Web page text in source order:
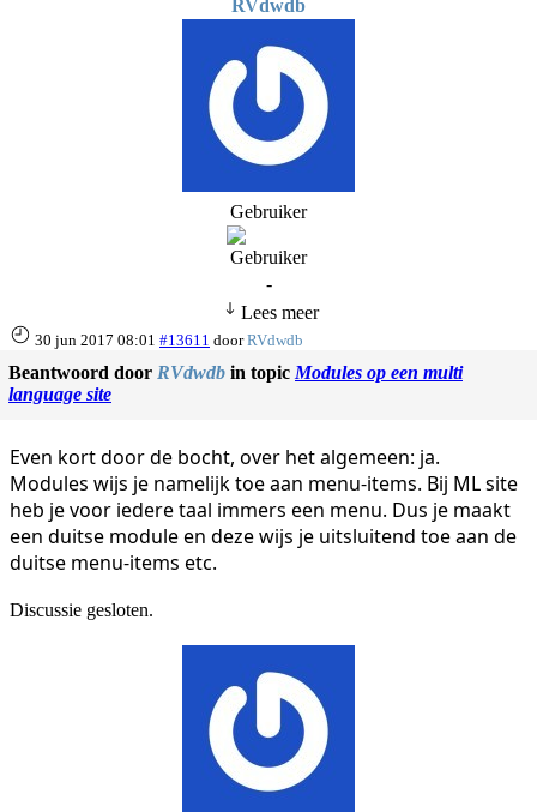
RVdwdb
Gebruiker
-
Lees meer
30 jun 2017 08:01 #13611 doorRVdwdb
Beantwoord door RVdwdb in topic Modules op een multi
language site
Even kort door de bocht, over het algemeen: ja.
Modules wijs je namelijk toe aan menu-items. Bij ML site
heb je voor iedere taal immers een menu. Dus je maakt
een duitse module en deze wijs je uitsluitend toe aan de
duitse menu-items etc.
Discussie gesloten.